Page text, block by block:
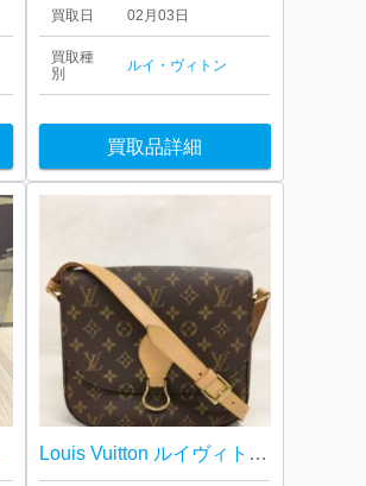
買取日 02月03日
買取種
別
ルイ・ヴィトン
買取品詳細
Louis Vuitton ルイヴィトン サンクルー